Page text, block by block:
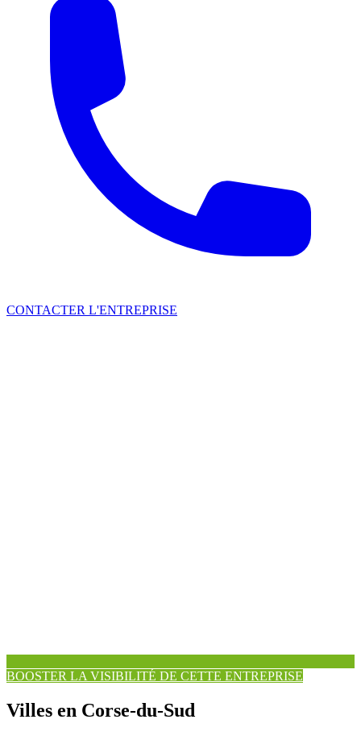
CONTACTER L'ENTREPRISE
BOOSTER LA VISIBILITÉ DE CETTE ENTREPRISE
Villes en Corse-du-Sud